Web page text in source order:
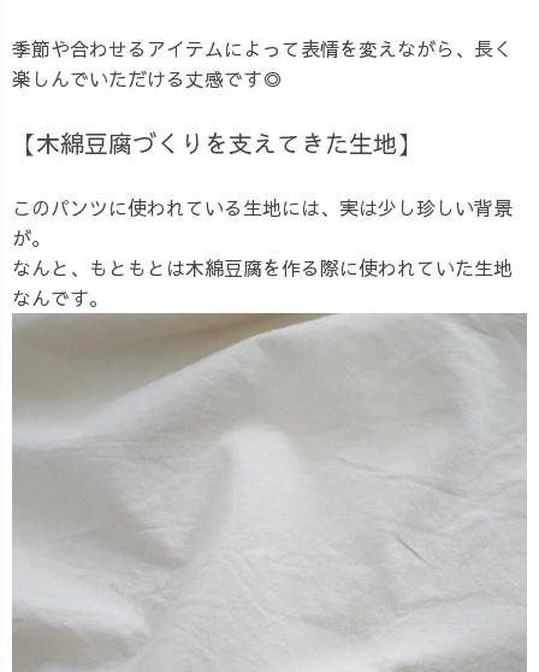
季節や合わせるアイテムによって表情を変えながら、長く
楽しんでいただける丈感です◎
【木綿豆腐づくりを支えてきた生地】
このパンツに使われている生地には、実は少し珍しい背景
が。
なんと、もともとは木綿豆腐を作る際に使われていた生地
なんです。